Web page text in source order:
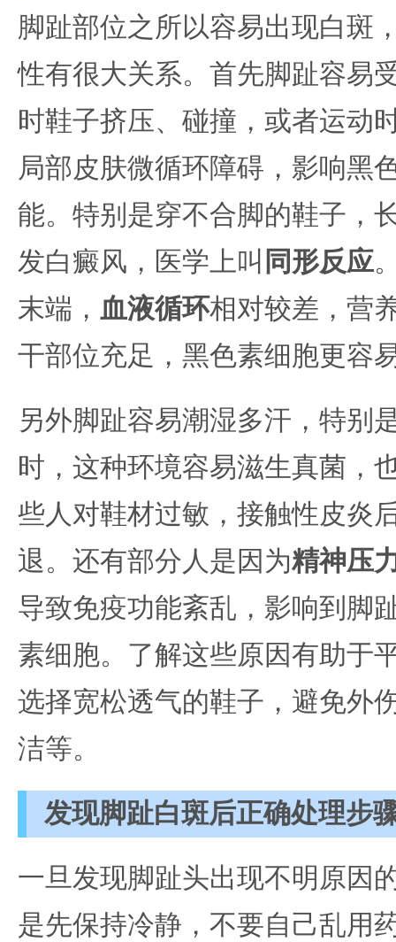
脚趾部位之所以容易出现白斑
性有很大关系。首先脚趾容易
时鞋子挤压、碰撞，或者运动
局部皮肤微循环障碍，影响黑
能。特别是穿不合脚的鞋子，
发白癜风，医学上叫 同形反应
末端， 血液循环相对较差，营
干部位充足，黑色素细胞更容
另外脚趾容易潮湿多汗，特别
时，这种环境容易滋生真菌，
些人对鞋材过敏，接触性皮炎
退。还有部分人是因为精神压
导致免疫功能紊乱，影响到脚
素细胞。了解这些原因有助于
选择宽松透气的鞋子，避免外
洁等。
发现脚趾白斑后正确处理步
一旦发现脚趾头出现不明原因
是先保持冷静，不要自己乱用